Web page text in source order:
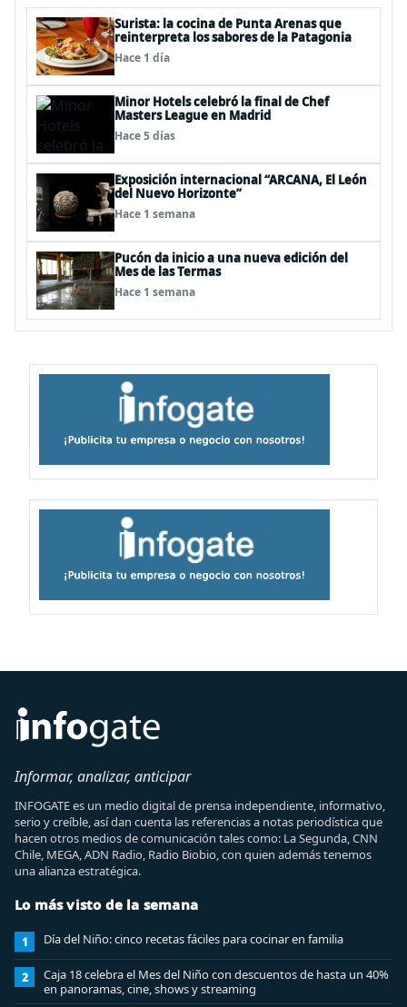
Surista: la cocina de Punta Arenas que
reinterpreta los sabores de la Patagonia
Hace 1 día
Minor Hotels celebró la final de Chef
Masters League en Madrid
Hace 5 días
Exposición internacional “ARCANA, El León
del Nuevo Horizonte”
Hace 1 semana
Pucón da inicio a una nueva edición del
Mes de las Termas
Hace 1 semana
Informar, analizar, anticipar
INFOGATE es un medio digital de prensa independiente, informativo,
serio y creíble, así dan cuenta las referencias a notas periodística que
hacen otros medios de comunicación tales como: La Segunda, CNN
Chile, MEGA, ADN Radio, Radio Biobio, con quien además tenemos
una alianza estratégica.
Lo más visto de la semana
1 Día del Niño: cinco recetas fáciles para cocinar en familia
2
Caja 18 celebra el Mes del Niño con descuentos de hasta un 40%
en panoramas, cine, shows y streaming